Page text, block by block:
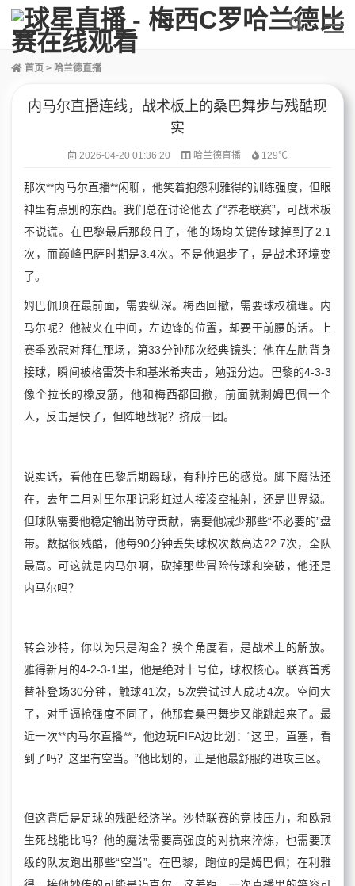
首页 > 哈兰德直播
内马尔直播连线，战术板上的桑巴舞步与残酷现
实
2026-04-20 01:36:20 哈兰德直播 129℃
那次**内马尔直播**闲聊，他笑着抱怨利雅得的训练强度，但眼
神里有点别的东西。我们总在讨论他去了“养老联赛”，可战术板
不说谎。在巴黎最后那段日子，他的场均关键传球掉到了2.1
次，而巅峰巴萨时期是3.4次。不是他退步了，是战术环境变
了。
姆巴佩顶在最前面，需要纵深。梅西回撤，需要球权梳理。内
马尔呢？他被夹在中间，左边锋的位置，却要干前腰的活。上
赛季欧冠对拜仁那场，第33分钟那次经典镜头：他在左肋背身
接球，瞬间被格雷茨卡和基米希夹击，勉强分边。巴黎的4-3-3
像个拉长的橡皮筋，他和梅西都回撤，前面就剩姆巴佩一个
人，反击是快了，但阵地战呢？挤成一团。
说实话，看他在巴黎后期踢球，有种拧巴的感觉。脚下魔法还
在，去年二月对里尔那记彩虹过人接凌空抽射，还是世界级。
但球队需要他稳定输出防守贡献，需要他减少那些“不必要的”盘
带。数据很残酷，他每90分钟丢失球权次数高达22.7次，全队
最高。可这就是内马尔啊，砍掉那些冒险传球和突破，他还是
内马尔吗？
转会沙特，你以为只是淘金？换个角度看，是战术上的解放。
雅得新月的4-2-3-1里，他是绝对十号位，球权核心。联赛首秀
替补登场30分钟，触球41次，5次尝试过人成功4次。空间大
了，对手逼抢强度不同了，他那套桑巴舞步又能跳起来了。最
近一次**内马尔直播**，他边玩FIFA边比划：“这里，直塞，看
到了吗？这里有空当。”他比划的，正是他最舒服的进攻三区。
但这背后是足球的残酷经济学。沙特联赛的竞技压力，和欧冠
生死战能比吗？他的魔法需要高强度的对抗来淬炼，也需要顶
级的队友跑出那些“空当”。在巴黎，跑位的是姆巴佩；在利雅